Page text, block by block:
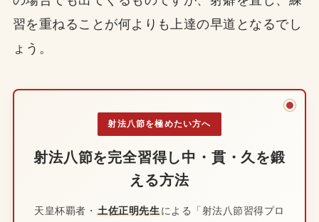
習を重ねることが何よりも上達の早道となるでし
ょう。
射法八節を極めたい方へ
射法八節を完全習得し中・貫・久を鍛
える方法
天皇杯覇者・土佐正明先生による「射法八節習得プロ